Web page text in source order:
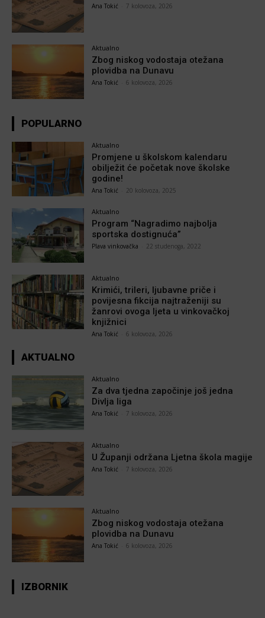
Ana Tokić 7 kolovoza, 2026
Aktualno
Zbog niskog vodostaja otežana
plovidba na Dunavu
Ana Tokić 6 kolovoza, 2026
POPULARNO
Aktualno
Promjene u školskom kalendaru
obilježit će početak nove školske
godine!
Ana Tokić 20 kolovoza, 2025
Aktualno
Program “Nagradimo najbolja
sportska dostignuća”
Plava vinkovačka 22 studenoga, 2022
Aktualno
Krimići, trileri, ljubavne priče i
povijesna fikcija najtraženiji su
žanrovi ovoga ljeta u vinkovačkoj
knjižnici
Ana Tokić 6 kolovoza, 2026
AKTUALNO
Aktualno
Za dva tjedna započinje još jedna
Divlja liga
Ana Tokić 7 kolovoza, 2026
Aktualno
U Županji održana Ljetna škola magije
Ana Tokić 7 kolovoza, 2026
Aktualno
Zbog niskog vodostaja otežana
plovidba na Dunavu
Ana Tokić 6 kolovoza, 2026
IZBORNIK